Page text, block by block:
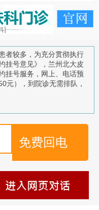
者较多，为充分贯彻执行
挂号意见》，兰州北大皮
挂号服务，网上、电话预
元），到院诊无需排队，